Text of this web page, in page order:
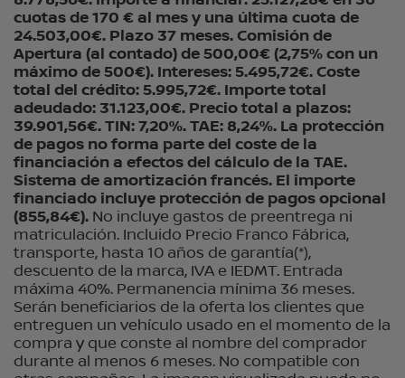
cuotas de 170 € al mes y una última cuota de
24.503,00€. Plazo 37 meses. Comisión de
Apertura (al contado) de 500,00€ (2,75% con un
máximo de 500€). Intereses: 5.495,72€. Coste
total del crédito: 5.995,72€. Importe total
adeudado: 31.123,00€. Precio total a plazos:
39.901,56€. TIN: 7,20%. TAE: 8,24%. La protección
de pagos no forma parte del coste de la
financiación a efectos del cálculo de la TAE.
Sistema de amortización francés. El importe
financiado incluye protección de pagos opcional
(855,84€). No incluye gastos de preentrega ni
matriculación. Incluido Precio Franco Fábrica,
transporte, hasta 10 años de garantía(*),
descuento de la marca, IVA e IEDMT. Entrada
máxima 40%. Permanencia mínima 36 meses.
Serán beneficiarios de la oferta los clientes que
entreguen un vehículo usado en el momento de la
compra y que conste al nombre del comprador
durante al menos 6 meses. No compatible con